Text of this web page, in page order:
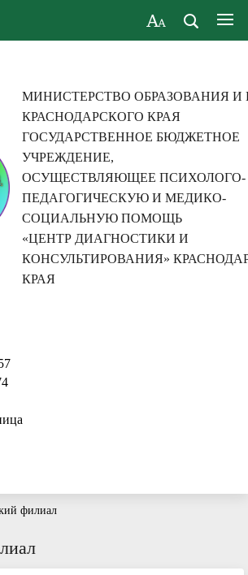
МИНИСТЕРСТВО ОБРАЗОВАНИЯ И
КРАСНОДАРСКОГО КРАЯ
ГОСУДАРСТВЕННОЕ БЮДЖЕТНОЕ
УЧРЕЖДЕНИЕ,
ОСУЩЕСТВЛЯЮЩЕЕ ПСИХОЛОГО-
ПЕДАГОГИЧЕСКУЮ И МЕДИКО-
СОЦИАЛЬНУЮ ПОМОЩЬ
«ЦЕНТР ДИАГНОСТИКИ И
КОНСУЛЬТИРОВАНИЯ»
КРАЯ
филиал